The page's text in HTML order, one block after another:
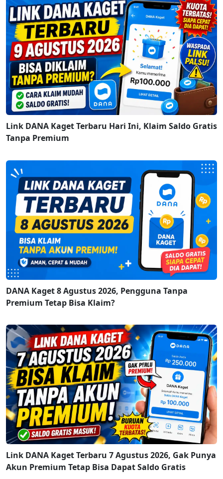
Link DANA Kaget Terbaru Hari Ini, Klaim Saldo Gratis
Tanpa Premium
DANA Kaget 8 Agustus 2026, Pengguna Tanpa
Premium Tetap Bisa Klaim?
Link DANA Kaget Terbaru 7 Agustus 2026, Gak Punya
Akun Premium Tetap Bisa Dapat Saldo Gratis